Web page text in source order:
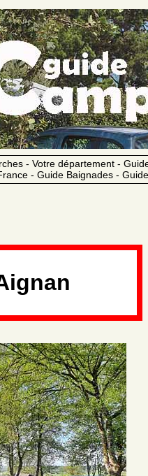
- Votre département -
- Guide Baignades -